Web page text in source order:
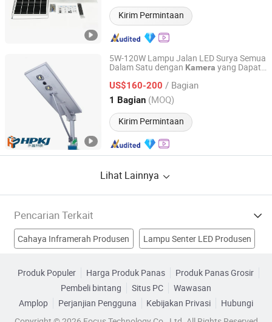
Kirim Permintaan
5W-120W Lampu Jalan LED Surya Semua
Dalam Satu dengan Kamera yang Dapat
US$160-200 / Bagian
1 Bagian (MOQ)
Kirim Permintaan
Yangzhou HePu Lighting Technology Co., Ltd.
Jiangsu, China Harga mulai 2020
Lihat Lainnya
Pencarian Terkait
Cahaya Inframerah Produsen Lampu Senter LED Produsen
Kamera Digital Ringan Pabrik kamera video cahaya Pabrik
Produk Populer Harga Produk Panas
Produk Panas Grosir
Pembeli bintang
Situs PC
Wawasan
Amplop
Perjanjian Pengguna Kebijakan Privasi
Hubungi